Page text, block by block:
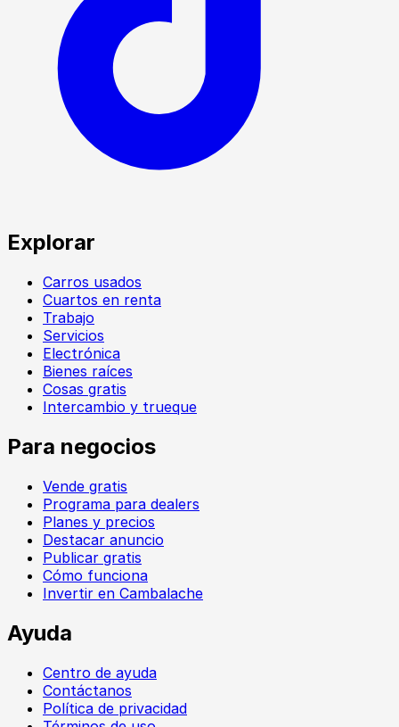
Explorar
Carros usados
Cuartos en renta
Trabajo
Servicios
Electrónica
Bienes raíces
Cosas gratis
Intercambio y trueque
Para negocios
Vende gratis
Programa para dealers
Planes y precios
Destacar anuncio
Publicar gratis
Cómo funciona
Invertir en Cambalache
Ayuda
Centro de ayuda
Contáctanos
Política de privacidad